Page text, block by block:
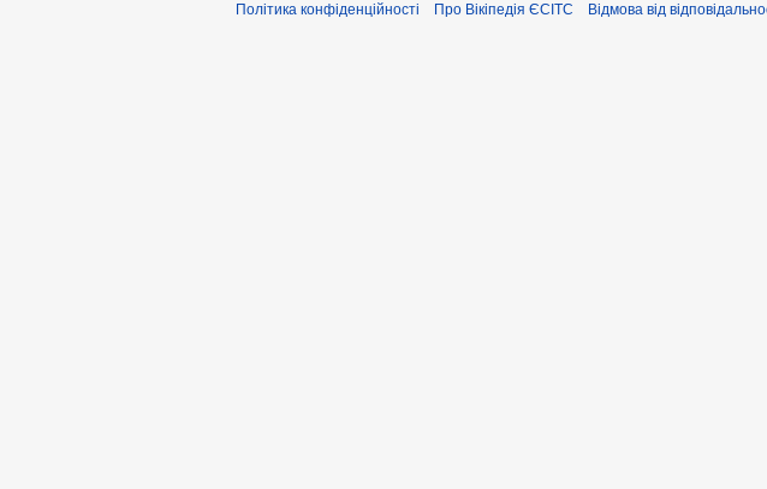
Політика конфіденційності Про Вікіпедія ЄСІТС Відмова від